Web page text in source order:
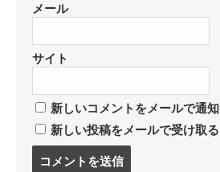
メール
サイト
新しいコメントをメールで通知
新しい投稿をメールで受け取る